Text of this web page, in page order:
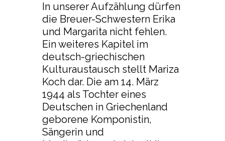
In unserer Aufzählung dürfen
die Breuer-Schwestern Erika
und Margarita nicht fehlen.
Ein weiteres Kapitel im
deutsch-griechischen
Kulturaustausch stellt Mariza
Koch dar. Die am 14. März
1944 als Tochter eines
Deutschen in Griechenland
geborene Komponistin,
Sängerin und